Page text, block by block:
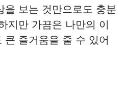
을 보는 것만으로도 충분
지만 가끔은 나만의 이
큰 즐거움을 줄 수 있어